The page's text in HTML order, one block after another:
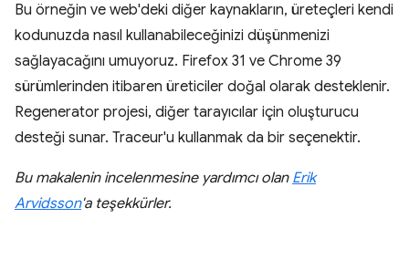
Bu örneğin ve web'deki diğer kaynakların, üreteçleri kendi
kodunuzda nasıl kullanabileceğinizi düşünmenizi
sağlayacağını umuyoruz. Firefox 31 ve Chrome 39
sürümlerinden itibaren üreticiler doğal olarak desteklenir.
Regenerator projesi, diğer tarayıcılar için oluşturucu
desteği sunar. Traceur'u kullanmak da bir seçenektir.
Bu makalenin incelenmesine yardımcı olan Erik
Arvidsson'a teşekkürler.